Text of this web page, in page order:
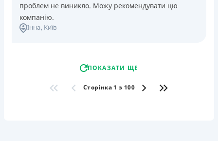
проблем не виникло. Можу рекомендувати цю
компанію.
Інна, Київ
ПОКАЗАТИ ЩЕ
Сторінка 1 з 100